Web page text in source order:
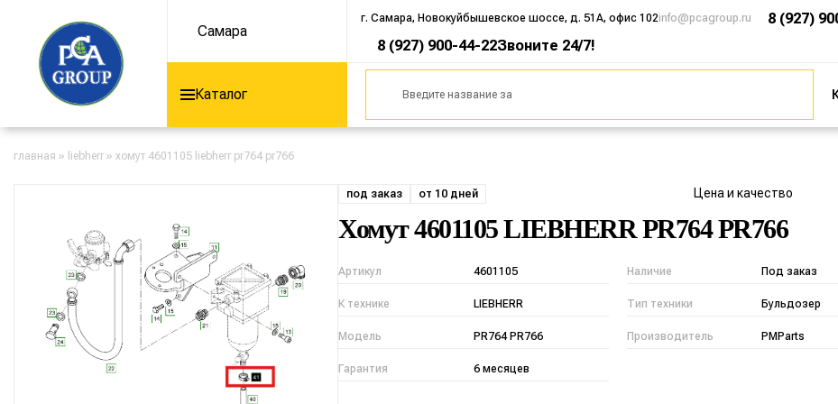
Самара
г. Самара, Новокуйбышевское шоссе, д. 51А, офис 102info@pcagroup.ru
8 (927)
8 (927) 900-44-22Звоните 24/7!
Каталог
главная » liebherr » хомут 4601105 liebherr pr764 pr766
под заказ от 10 дней Цена и качество
Хомут 4601105 LIEBHERR PR764 PR766
Артикул 4601105 Наличие Под заказ
К технике LIEBHERR Тип техники Бульдозер
Модель PR764 PR766 Производитель PMParts
Гарантия 6 месяцев